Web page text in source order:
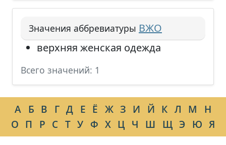
Значения аббревиатуры ВЖО
верхняя женская одежда
Всего значений: 1
А Б В Г Д Е Ё Ж З И Й К Л М
Н
О П Р С Т У Ф Х Ц Ч Ш Щ Э Ю Я